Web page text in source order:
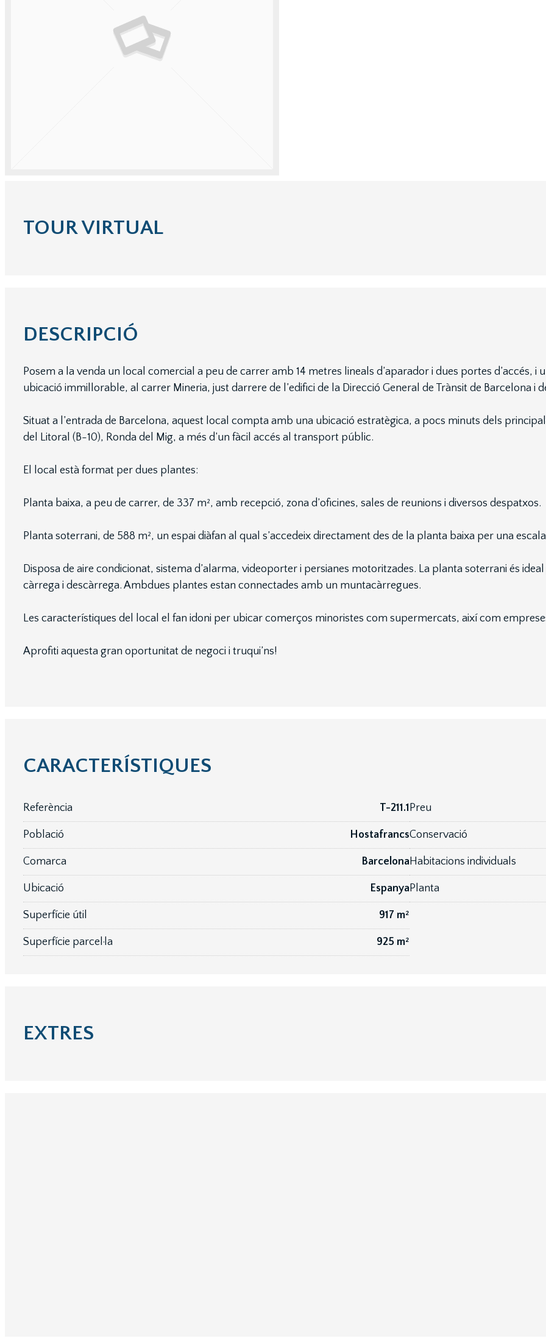
TOUR VIRTUAL
DESCRIPCIÓ
Posem a la venda un local comercial a peu de carrer amb 14 metres lineals d’aparador i dues portes d’accés,
ubicació immillorable, al carrer Mineria, just darrere de l’edifici de la Direcció General de Trànsit de Barcelona i
Situat a l’entrada de Barcelona, aquest local compta amb una ubicació estratègica, a pocs minuts dels
del Litoral (B-10), Ronda del Mig, a més d’un fàcil accés al transport públic.
El local està format per dues plantes:
Planta baixa, a peu de carrer, de 337 m², amb recepció, zona d’oficines, sales de reunions i diversos despatxos.
Planta soterrani, de 588 m², un espai diàfan al qual s’accedeix directament des de la planta baixa per una
Disposa de aire condicionat, sistema d’alarma, videoporter i persianes motoritzades. La planta soterrani és
càrrega i descàrrega. Ambdues plantes estan connectades amb un muntacàrregues.
Les característiques del local el fan idoni per ubicar comerços minoristes com supermercats, així com
Aprofiti aquesta gran oportunitat de negoci i truqui’ns!
CARACTERÍSTIQUES
Referència T-211.1
Població Hostafrancs
Comarca Barcelona
Ubicació Espanya
Superfície útil 917 m²
Superfície parcel·la 925 m²
Preu
Conservació
Habitacions individuals
Planta
EXTRES